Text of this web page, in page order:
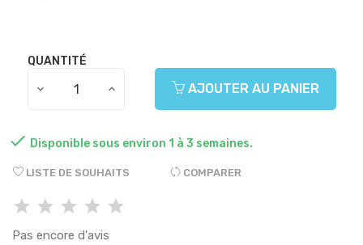
QUANTITÉ
AJOUTER AU PANIER
 Disponible sous environ 1 à 3 semaines.
LISTE DE SOUHAITS COMPARER
Pas encore d'avis